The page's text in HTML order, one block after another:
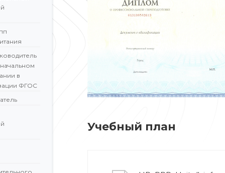
в
ФГОС
Учебный план